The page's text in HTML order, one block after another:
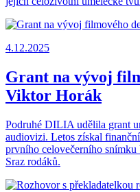
4.12.2025
Grant na vývoj
Viktor Horák
Podruhé DILIA udělila grant
audiovizi. Letos získal
prvního celovečerního
Sraz rodáků.